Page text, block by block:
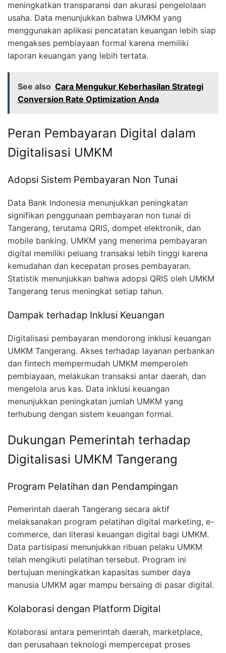
meningkatkan transparansi dan akurasi pengelolaan
usaha. Data menunjukkan bahwa UMKM yang
menggunakan aplikasi pencatatan keuangan lebih siap
mengakses pembiayaan formal karena memiliki
laporan keuangan yang lebih tertata.
See also Cara Mengukur Keberhasilan Strategi
Conversion Rate Optimization Anda
Peran Pembayaran Digital dalam
Digitalisasi UMKM
Adopsi Sistem Pembayaran Non Tunai
Data Bank Indonesia menunjukkan peningkatan
signifikan penggunaan pembayaran non tunai di
Tangerang, terutama QRIS, dompet elektronik, dan
mobile banking. UMKM yang menerima pembayaran
digital memiliki peluang transaksi lebih tinggi karena
kemudahan dan kecepatan proses pembayaran.
Statistik menunjukkan bahwa adopsi QRIS oleh UMKM
Tangerang terus meningkat setiap tahun.
Dampak terhadap Inklusi Keuangan
Digitalisasi pembayaran mendorong inklusi keuangan
UMKM Tangerang. Akses terhadap layanan perbankan
dan fintech mempermudah UMKM memperoleh
pembiayaan, melakukan transaksi antar daerah, dan
mengelola arus kas. Data inklusi keuangan
menunjukkan peningkatan jumlah UMKM yang
terhubung dengan sistem keuangan formal.
Dukungan Pemerintah terhadap
Digitalisasi UMKM Tangerang
Program Pelatihan dan Pendampingan
Pemerintah daerah Tangerang secara aktif
melaksanakan program pelatihan digital marketing, e-
commerce, dan literasi keuangan digital bagi UMKM.
Data partisipasi menunjukkan ribuan pelaku UMKM
telah mengikuti pelatihan tersebut. Program ini
bertujuan meningkatkan kapasitas sumber daya
manusia UMKM agar mampu bersaing di pasar digital.
Kolaborasi dengan Platform Digital
Kolaborasi antara pemerintah daerah, marketplace,
dan perusahaan teknologi mempercepat proses